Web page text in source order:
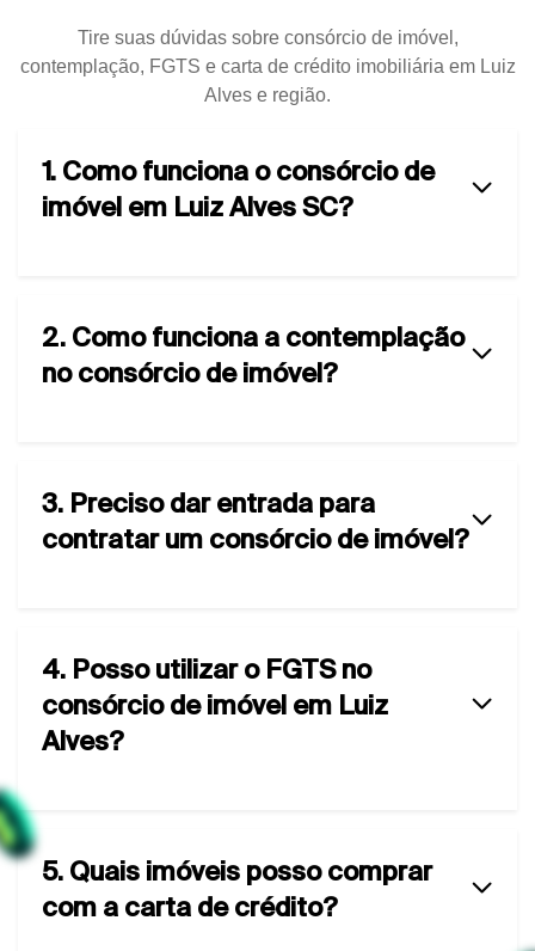
Tire suas dúvidas sobre consórcio de imóvel,
contemplação, FGTS e carta de crédito imobiliária em Luiz
Alves e região.
1. Como funciona o consórcio de
imóvel em Luiz Alves SC?
2. Como funciona a contemplação
no consórcio de imóvel?
3. Preciso dar entrada para
contratar um consórcio de imóvel?
4. Posso utilizar o FGTS no
consórcio de imóvel em Luiz
Alves?
5. Quais imóveis posso comprar
com a carta de crédito?